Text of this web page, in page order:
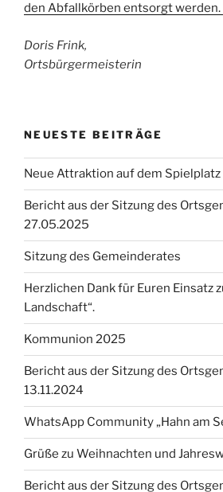
den Abfallkörben entsorgt werden.
Doris Frink,
Ortsbürgermeisterin
NEUESTE BEITRÄGE
Neue Attraktion auf dem Spielplatz
Bericht aus der Sitzung des
27.05.2025
Sitzung des Gemeinderates
Herzlichen Dank für Euren Einsatz
Landschaft“.
Kommunion 2025
Bericht aus der Sitzung des
13.11.2024
WhatsApp Community „Hahn am
Grüße zu Weihnachten und
Bericht aus der Sitzung des